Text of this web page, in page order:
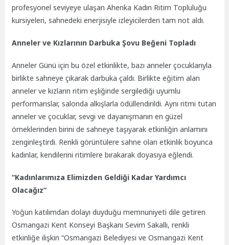
profesyonel seviyeye ulaşan Ahenka Kadın Ritim Topluluğu
kursiyeleri, sahnedeki enerjisiyle izleyicilerden tam not aldı.
Anneler ve Kızlarının Darbuka Şovu Beğeni Topladı
Anneler Günü için bu özel etkinlikte, bazı anneler çocuklarıyla
birlikte sahneye çıkarak darbuka çaldı. Birlikte eğitim alan
anneler ve kızların ritim eşliğinde sergilediği uyumlu
performanslar, salonda alkışlarla ödüllendirildi. Aynı ritmi tutan
anneler ve çocuklar, sevgi ve dayanışmanın en güzel
örneklerinden birini de sahneye taşıyarak etkinliğin anlamını
zenginleştirdi. Renkli görüntülere sahne olan etkinlik boyunca
kadınlar, kendilerini ritimlere bırakarak doyasıya eğlendi.
“Kadınlarımıza Elimizden Geldiği Kadar Yardımcı
Olacağız”
Yoğun katılımdan dolayı duyduğu memnuniyeti dile getiren
Osmangazi Kent Konseyi Başkanı Sevim Sakallı, renkli
etkinliğe ilişkin “Osmangazi Belediyesi ve Osmangazi Kent